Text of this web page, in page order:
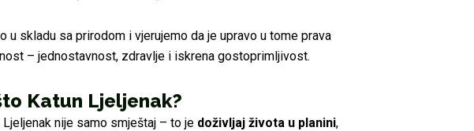
u skladu sa prirodom i vjerujemo da je upravo u tome prava
– jednostavnost, zdravlje i iskrena gostoprimljivost.
Katun Ljeljenak?
Ljeljenak nije samo smještaj – to je doživljaj života u planini,